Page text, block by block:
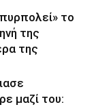
το
της
της
μαζί του: